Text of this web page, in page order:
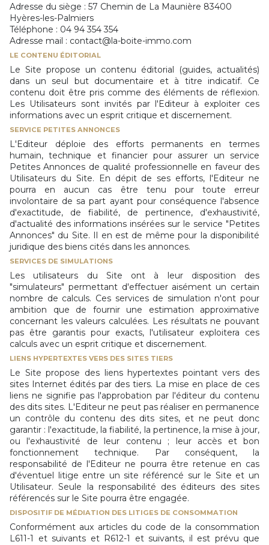
Adresse du siège : 57 Chemin de La Maunière 83400
Hyères-les-Palmiers
Téléphone : 04 94 354 354
Adresse mail : contact@la-boite-immo.com
LE CONTENU ÉDITORIAL
Le Site propose un contenu éditorial (guides, actualités)
dans un seul but documentaire et à titre indicatif. Ce
contenu doit être pris comme des éléments de réflexion.
Les Utilisateurs sont invités par l'Editeur à exploiter ces
informations avec un esprit critique et discernement.
SERVICE PETITES ANNONCES
L'Editeur déploie des efforts permanents en termes
humain, technique et financier pour assurer un service
Petites Annonces de qualité professionnelle en faveur des
Utilisateurs du Site. En dépit de ses efforts, l'Editeur ne
pourra en aucun cas être tenu pour toute erreur
involontaire de sa part ayant pour conséquence l'absence
d'exactitude, de fiabilité, de pertinence, d'exhaustivité,
d'actualité des informations insérées sur le service "Petites
Annonces" du Site. Il en est de même pour la disponibilité
juridique des biens cités dans les annonces.
SERVICES DE SIMULATIONS
Les utilisateurs du Site ont à leur disposition des
"simulateurs" permettant d'effectuer aisément un certain
nombre de calculs. Ces services de simulation n'ont pour
ambition que de fournir une estimation approximative
concernant les valeurs calculées. Les résultats ne pouvant
pas être garantis pour exacts, l'utilisateur exploitera ces
calculs avec un esprit critique et discernement.
LIENS HYPERTEXTES VERS DES SITES TIERS
Le Site propose des liens hypertextes pointant vers des
sites Internet édités par des tiers. La mise en place de ces
liens ne signifie pas l'approbation par l'éditeur du contenu
des dits sites. L'Editeur ne peut pas réaliser en permanence
un contrôle du contenu des dits sites, et ne peut donc
garantir : l'exactitude, la fiabilité, la pertinence, la mise à jour,
ou l'exhaustivité de leur contenu ; leur accès et bon
fonctionnement technique. Par conséquent, la
responsabilité de l'Editeur ne pourra être retenue en cas
d'éventuel litige entre un site référencé sur le Site et un
Utilisateur. Seule la responsabilité des éditeurs des sites
référencés sur le Site pourra être engagée.
DISPOSITIF DE MÉDIATION DES LITIGES DE CONSOMMATION
Conformément aux articles du code de la consommation
L611-1 et suivants et R612-1 et suivants, il est prévu que